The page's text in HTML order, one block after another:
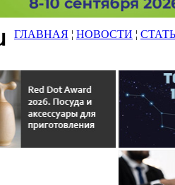
ГЛАВНАЯ ¦ НОВОСТИ ¦